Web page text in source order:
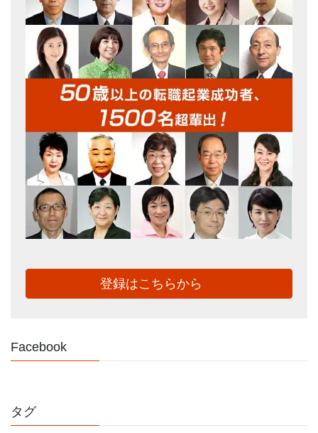
登録はこちらから
Facebook
タグ